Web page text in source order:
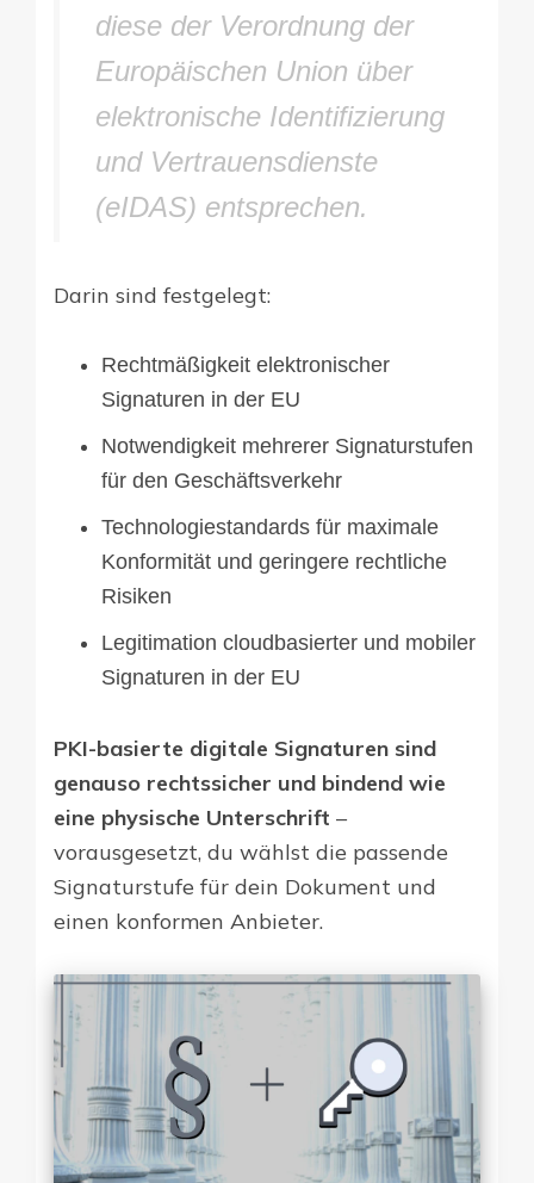
diese der Verordnung der
Europäischen Union über
elektronische Identifizierung
und Vertrauensdienste
(eIDAS) entsprechen.
Darin sind festgelegt:
Rechtmäßigkeit elektronischer
Signaturen in der EU
Notwendigkeit mehrerer Signaturstufen
für den Geschäftsverkehr
Technologiestandards für maximale
Konformität und geringere rechtliche
Risiken
Legitimation cloudbasierter und mobiler
Signaturen in der EU
PKI-basierte digitale Signaturen sind
genauso rechtssicher und bindend wie
eine physische Unterschrift –
vorausgesetzt, du wählst die passende
Signaturstufe für dein Dokument und
einen konformen Anbieter.